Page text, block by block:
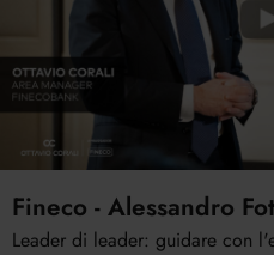
Fineco - Alessandro
Leader di leader: guidare con